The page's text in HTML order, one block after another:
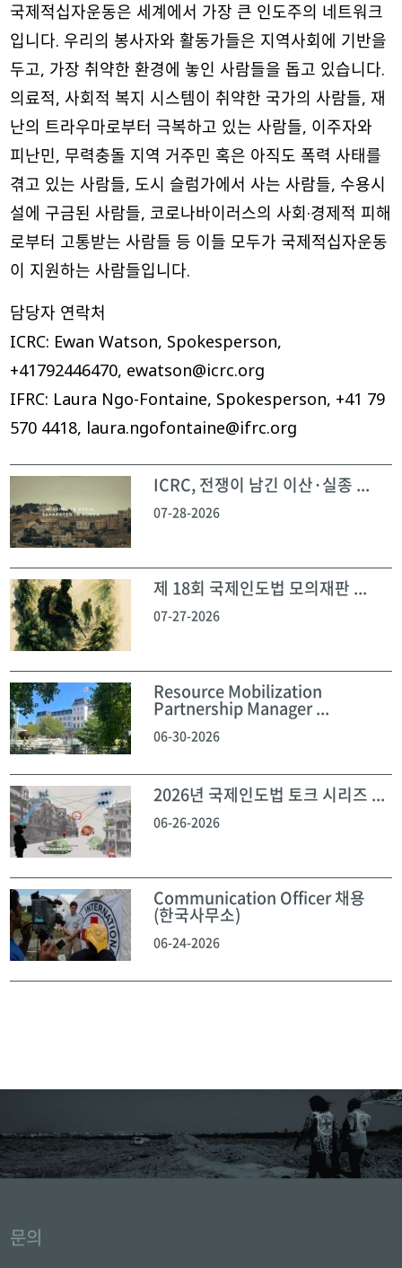
국제적십자운동은 세계에서 가장 큰 인도주의 네트워크
입니다. 우리의 봉사자와 활동가들은 지역사회에 기반을
두고, 가장 취약한 환경에 놓인 사람들을 돕고 있습니다.
의료적, 사회적 복지 시스템이 취약한 국가의 사람들, 재
난의 트라우마로부터 극복하고 있는 사람들, 이주자와
피난민, 무력충돌 지역 거주민 혹은 아직도 폭력 사태를
겪고 있는 사람들, 도시 슬럼가에서 사는 사람들, 수용시
설에 구금된 사람들, 코로나바이러스의 사회·경제적 피해
로부터 고통받는 사람들 등 이들 모두가 국제적십자운동
이 지원하는 사람들입니다.
담당자 연락처
ICRC: Ewan Watson, Spokesperson,
+41792446470, ewatson@icrc.org
IFRC: Laura Ngo-Fontaine, Spokesperson, +41 79
570 4418, laura.ngofontaine@ifrc.org
ICRC, 전쟁이 남긴 이산·실종 ...
07-28-2026
제 18회 국제인도법 모의재판 ...
07-27-2026
Resource Mobilization
Partnership Manager ...
06-30-2026
2026년 국제인도법 토크 시리즈 ...
06-26-2026
Communication Officer 채용
(한국사무소)
06-24-2026
문의